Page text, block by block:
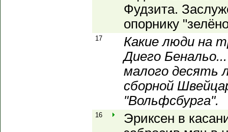
Фудзита.
опорнику
17
Какие люди на
Диего
малого десять
сборной
"Вольфсбурга".
16
Эриксен в